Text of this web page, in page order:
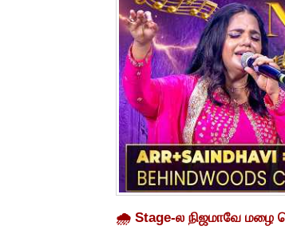
🌧️ Stage-ல நிஜமாவே மழை